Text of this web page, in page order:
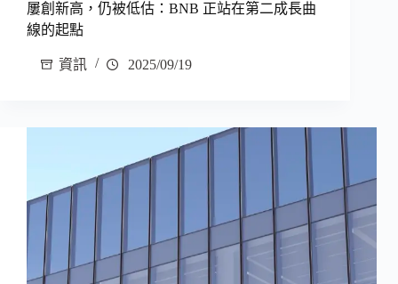
屢創新高，仍被低估：BNB 正站在第二成長曲
線的起點
資訊 2025/09/19